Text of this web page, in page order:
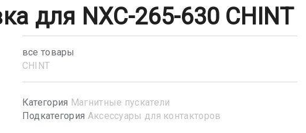
для NXC-265-630 CHINT
все товары
CHINT
Категория Магнитные пускатели
Подкатегория Аксессуары для контакторов